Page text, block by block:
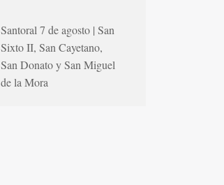
Santoral 7 de agosto | San
Sixto II, San Cayetano,
San Donato y San Miguel
de la Mora